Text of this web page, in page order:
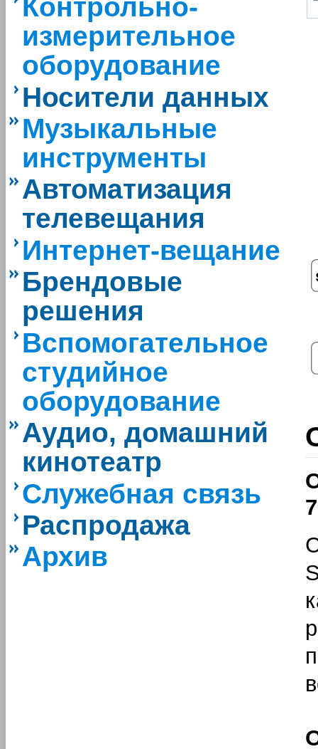
Контрольно-
измерительное
оборудование
Носители данных
Музыкальные
инструменты
Автоматизация
телевещания
Интернет-вещание
Брендовые
решения
Вспомогательное
студийное
оборудование
Аудио, домашний
кинотеатр
Служебная связь
Распродажа
Архив